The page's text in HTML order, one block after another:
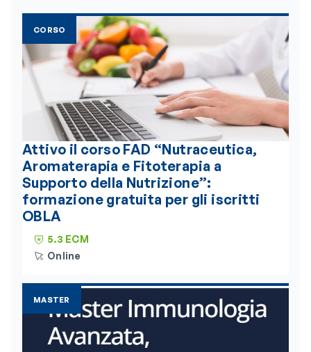
CORSO
Attivo il corso FAD “Nutraceutica,
Aromaterapia e Fitoterapia a
Supporto della Nutrizione”:
formazione gratuita per gli iscritti
OBLA
5.3 ECM
Online
MASTER